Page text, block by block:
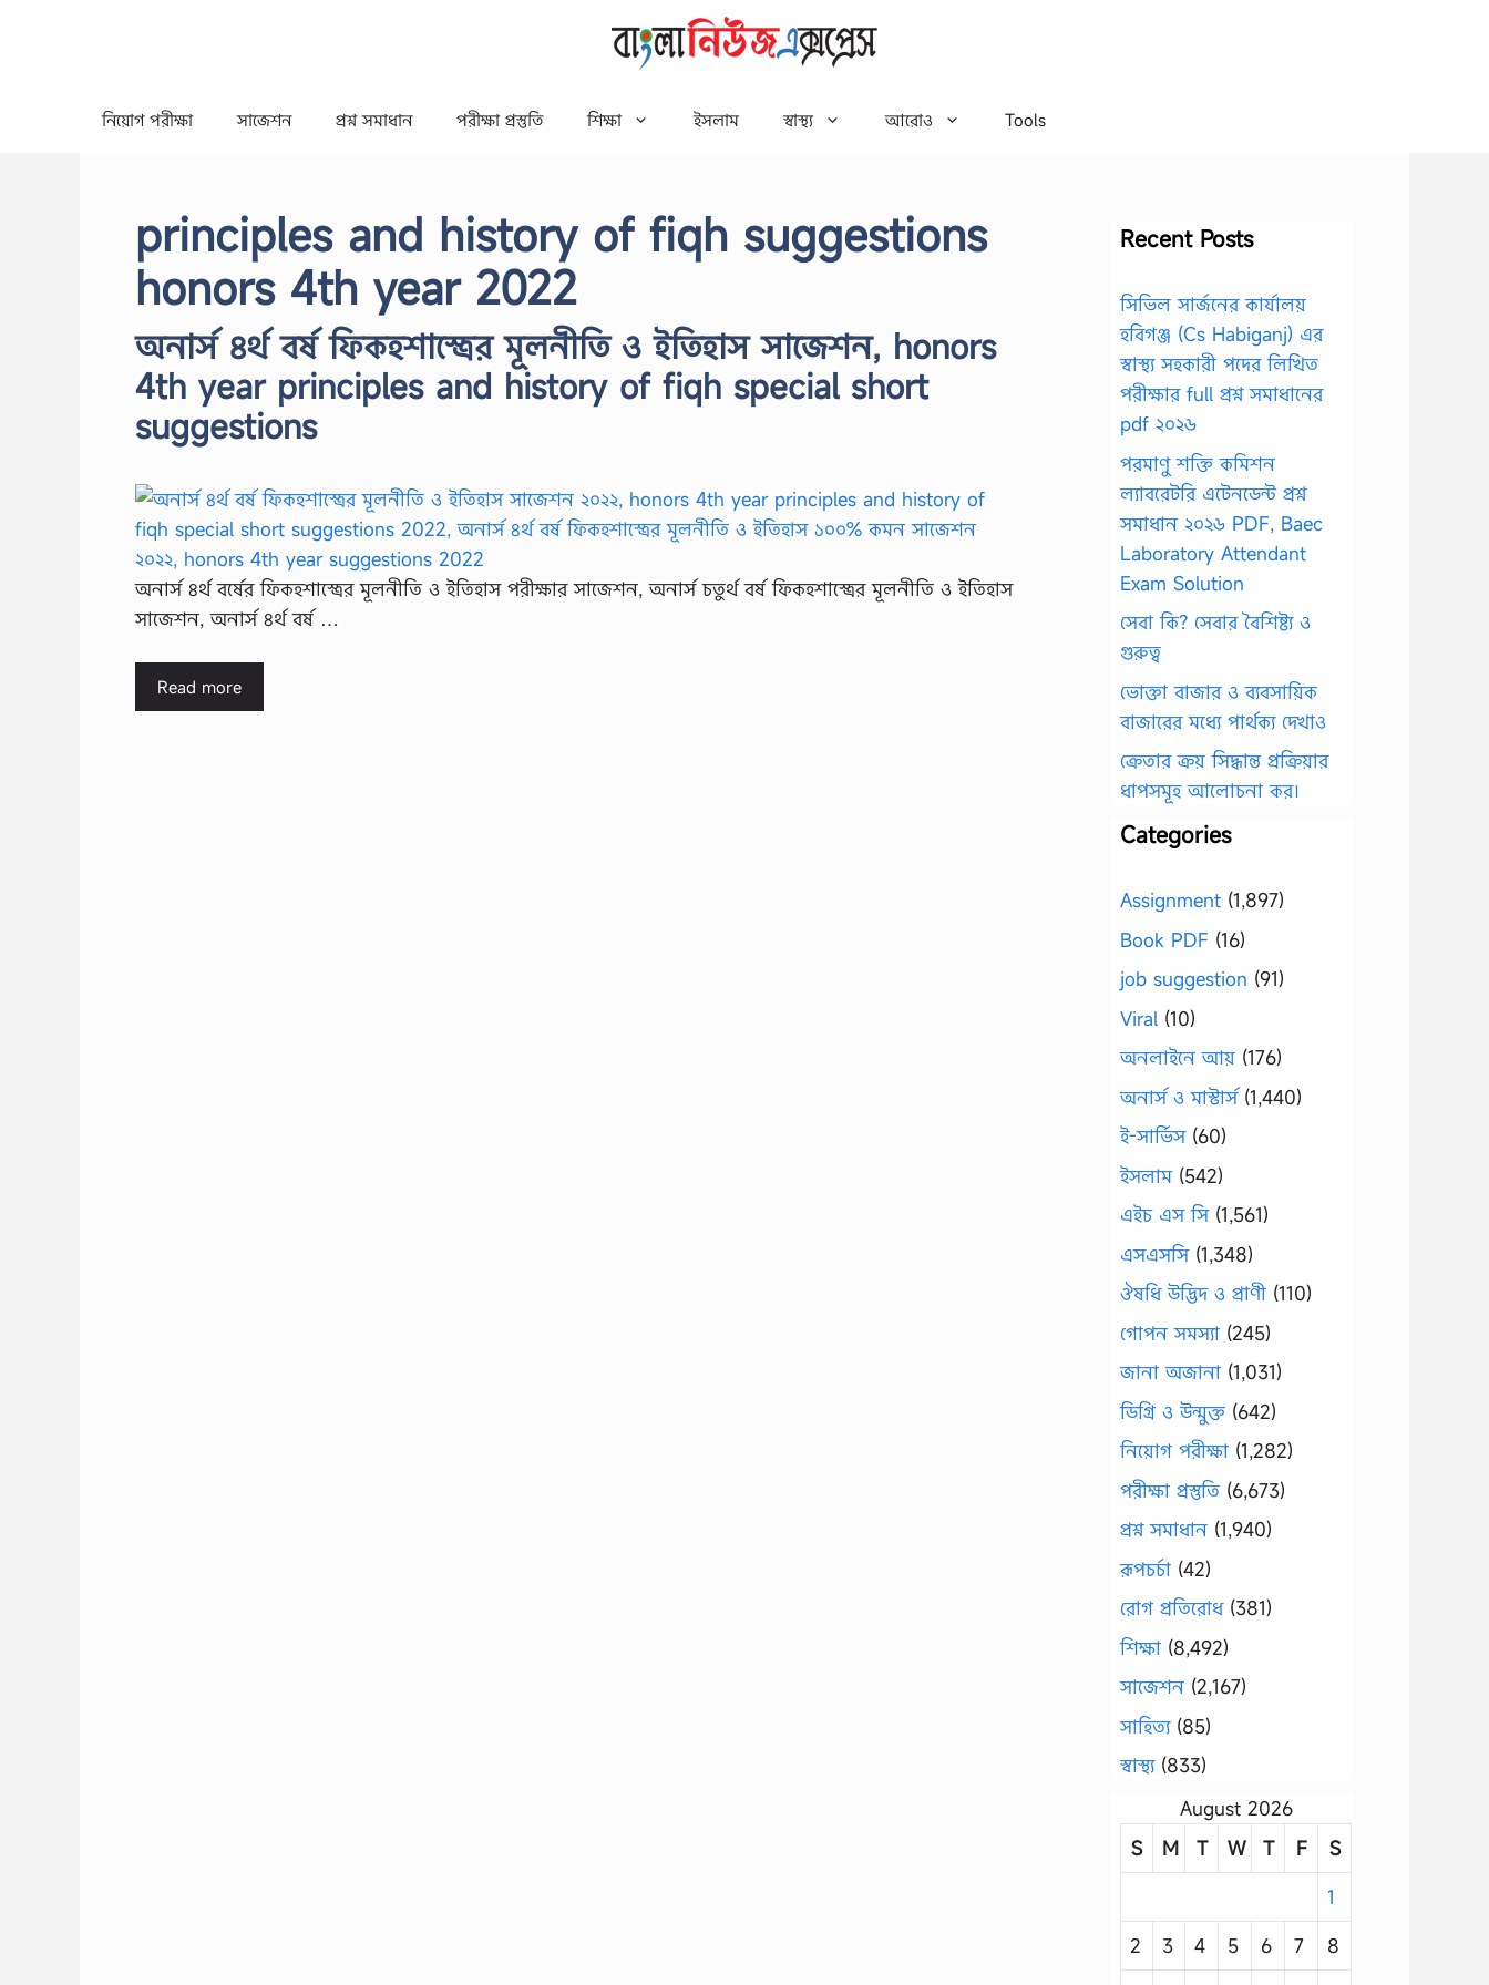
নিয়োগ পরীক্ষা সাজেশন প্রশ্ন সমাধান পরীক্ষা প্রস্তুতি শিক্ষা ইসলাম স্বাস্থ্য আরোও Tools
principles and history of fiqh suggestions
honors 4th year 2022
অনার্স ৪র্থ বর্ষ ফিকহশাস্ত্রের মূলনীতি ও ইতিহাস সাজেশন, honors
4th year principles and history of fiqh special short
suggestions
অনার্স ৪র্থ বর্ষের ফিকহশাস্ত্রের মূলনীতি ও ইতিহাস পরীক্ষার সাজেশন, অনার্স চতুর্থ বর্ষ ফিকহশাস্ত্রের মূলনীতি ও ইতিহাস
সাজেশন, অনার্স ৪র্থ বর্ষ …
Read more
Recent Posts
সিভিল সার্জনের কার্যালয়
হবিগঞ্জ (Cs Habiganj) এর
স্বাস্থ্য সহকারী পদের লিখিত
পরীক্ষার full প্রশ্ন সমাধানের
pdf ২০২৬
পরমাণু শক্তি কমিশন
ল্যাবরেটরি এটেনডেন্ট প্রশ্ন
সমাধান ২০২৬ PDF, Baec
Laboratory Attendant
Exam Solution
সেবা কি? সেবার বৈশিষ্ট্য ও
গুরুত্ব
ভোক্তা বাজার ও ব্যবসায়িক
বাজারের মধ্যে পার্থক্য দেখাও
ক্রেতার ক্রয় সিদ্ধান্ত প্রক্রিয়ার
ধাপসমূহ আলোচনা কর।
Categories
Assignment (1,897)
Book PDF (16)
job suggestion (91)
Viral (10)
অনলাইনে আয় (176)
অনার্স ও মাস্টার্স(1,440)
ই-সার্ভিস(60)
ইসলাম(542)
এইচ এস সি(1,561)
এসএসসি(1,348)
ঔষধি উদ্ভিদ ও প্রাণী (110)
গোপন সমস্যা (245)
জানা অজানা (1,031)
ডিগ্রি ও উন্মুক্ত (642)
নিয়োগ পরীক্ষা (1,282)
পরীক্ষা প্রস্তুতি (6,673)
প্রশ্ন সমাধান (1,940)
রূপচর্চা (42)
রোগ প্রতিরোধ(381)
শিক্ষা (8,492)
সাজেশন (2,167)
সাহিত্য(85)
স্বাস্থ্য(833)
August 2026
S
M T W T F
S
1
2
3 4 5 6 7
8